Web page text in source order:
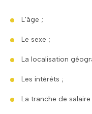
L'âge ;
Le sexe ;
La localisation
Les intérêts ;
La tranche de salaire